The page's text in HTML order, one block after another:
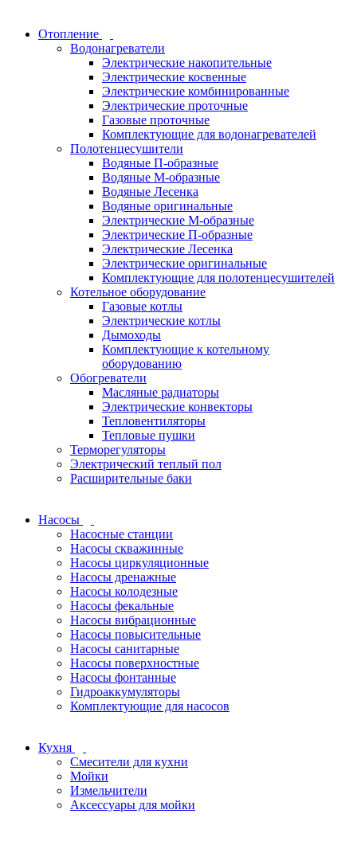
Отопление
Водонагреватели
Электрические накопительные
Электрические косвенные
Электрические комбинированные
Электрические проточные
Газовые проточные
Комплектующие для водонагревателей
Полотенцесушители
Водяные П-образные
Водяные М-образные
Водяные Лесенка
Водяные оригинальные
Электрические М-образные
Электрические П-образные
Электрические Лесенка
Электрические оригинальные
Комплектующие для полотенцесушителей
Котельное оборудование
Газовые котлы
Электрические котлы
Дымоходы
Комплектующие к котельному
оборудованию
Обогреватели
Масляные радиаторы
Электрические конвекторы
Тепловентиляторы
Тепловые пушки
Терморегуляторы
Электрический теплый пол
Расширительные баки
Насосы
Насосные станции
Насосы скважинные
Насосы циркуляционные
Насосы дренажные
Насосы колодезные
Насосы фекальные
Насосы вибрационные
Насосы повысительные
Насосы санитарные
Насосы поверхностные
Насосы фонтанные
Гидроаккумуляторы
Комплектующие для насосов
Кухня
Смесители для кухни
Мойки
Измельчители
Аксессуары для мойки